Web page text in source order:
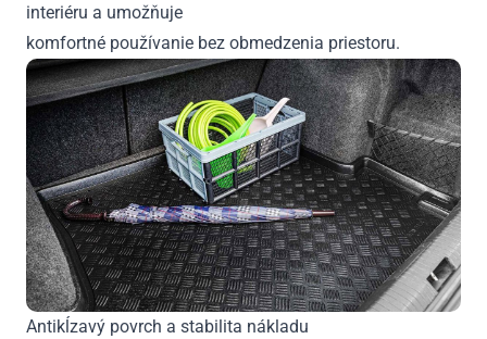
interiéru a umožňuje
komfortné používanie bez obmedzenia priestoru.
Antikĺzavý povrch a stabilita nákladu